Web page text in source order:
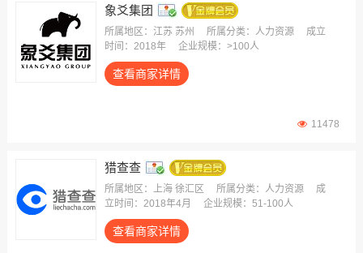
象爻集团
所属地区：江苏 苏州 所属分类：人力资源
成立
时间：2018年
企业规模：>100人
查看商家详情
11478
猎查查
所属地区：上海 徐汇区 所属分类：人力资源
成
立时间：2018年4月
企业规模：51-100人
查看商家详情